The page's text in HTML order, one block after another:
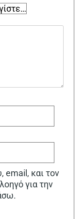
email, και τον
για την